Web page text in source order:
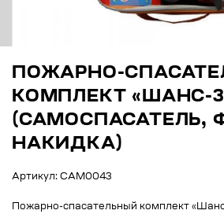
ПОЖАРНО-
КОМПЛЕКТ «ШАНС-
(САМОСПАСАТЕЛЬ,
НАКИДКА)
Артикул: САМ0043
Пожарно-спасательный комплект